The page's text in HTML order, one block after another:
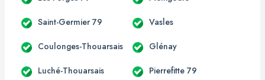
Saint-Germier 79 Vasles
Coulonges-Thouarsais Glénay
Luché-Thouarsais Pierrefitte 79